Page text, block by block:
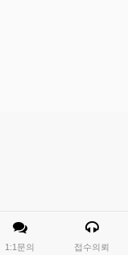
1:1문의 접수의뢰